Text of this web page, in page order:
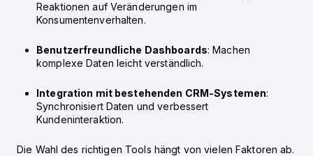
Reaktionen auf Veränderungen im
Konsumentenverhalten.
Benutzerfreundliche Dashboards: Machen
komplexe Daten leicht verständlich.
Integration mit bestehenden CRM-Systemen:
Synchronisiert Daten und verbessert
Kundeninteraktion.
Die Wahl des richtigen Tools hängt von vielen Faktoren ab.